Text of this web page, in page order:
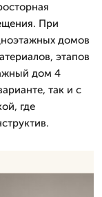
При
домов
этапов
дом 4
так и с
где